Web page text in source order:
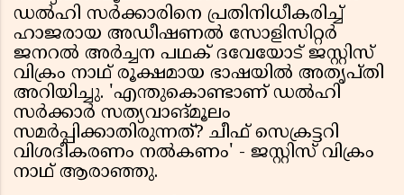
ഡൽഹി സർക്കാരിനെ പ്രതിനിധീകരിച്ച്
ഹാജരായ അഡീഷണൽ സോളിസിറ്റർ
ജനറൽ അർച്ചന പഥക് ദവേയോട് ജസ്റ്റിസ്
വിക്രം നാഥ് രൂക്ഷമായ ഭാഷയിൽ അതൃപ്തി
അറിയിച്ചു. 'എന്തുകൊണ്ടാണ് ഡൽഹി
സർക്കാർ സത്യവാങ്മൂലം
സമർപ്പിക്കാതിരുന്നത്? ചീഫ് സെക്രട്ടറി
വിശദീകരണം നൽകണം' - ജസ്റ്റിസ് വിക്രം
നാഥ് ആരാഞ്ഞു.